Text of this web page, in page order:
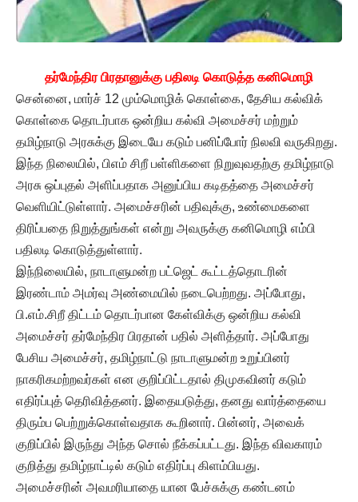
தர்மேந்திர பிரதானுக்கு பதிலடி கொடுத்த கனிமொழி
சென்னை, மார்ச் 12 மும்மொழிக் கொள்கை, தேசிய கல்விக்
கொள்கை தொடர்பாக ஒன்றிய கல்வி அமைச்சர் மற்றும்
தமிழ்நாடு அரசுக்கு இடையே கடும் பனிப்போர் நிலவி வருகிறது.
இந்த நிலையில், பிஎம் சிறீ பள்ளிகளை நிறுவுவதற்கு தமிழ்நாடு
அரசு ஒப்புதல் அளிப்பதாக அனுப்பிய கடிதத்தை அமைச்சர்
வெளியிட்டுள்ளார். அமைச்சரின் பதிவுக்கு, உண்மைகளை
திரிப்பதை நிறுத்துங்கள் என்று அவருக்கு கனிமொழி எம்பி
பதிலடி கொடுத்துள்ளார்.
இந்நிலையில், நாடாளுமன்ற பட்ஜெட் கூட்டத்தொடரின்
இரண்டாம் அமர்வு அண்மையில் நடைபெற்றது. அப்போது,
பி.எம்.சிறீ திட்டம் தொடர்பான கேள்விக்கு ஒன்றிய கல்வி
அமைச்சர் தர்மேந்திர பிரதான் பதில் அளித்தார். அப்போது
பேசிய அமைச்சர், தமிழ்நாட்டு நாடாளுமன்ற உறுப்பினர்
நாகரிகமற்றவர்கள் என குறிப்பிட்டதால் திமுகவினர் கடும்
எதிர்ப்புத் தெரிவித்தனர். இதையடுத்து, தனது வார்த்தையை
திரும்ப பெற்றுக்கொள்வதாக கூறினார். பின்னர், அவைக்
குறிப்பில் இருந்து அந்த சொல் நீக்கப்பட்டது. இந்த விவகாரம்
குறித்து தமிழ்நாட்டில் கடும் எதிர்ப்பு கிளம்பியது.
அமைச்சரின் அவமரியாதை யான பேச்சுக்கு கண்டனம்